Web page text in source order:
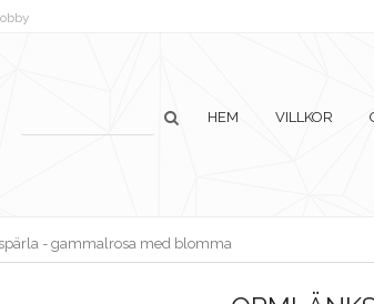
HEM VILLKOR
- gammalrosa med blomma